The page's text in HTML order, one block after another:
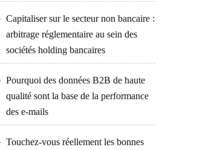
Capitaliser sur le secteur non bancaire :
arbitrage réglementaire au sein des
sociétés holding bancaires
Pourquoi des données B2B de haute
qualité sont la base de la performance
des e-mails
Touchez-vous réellement les bonnes